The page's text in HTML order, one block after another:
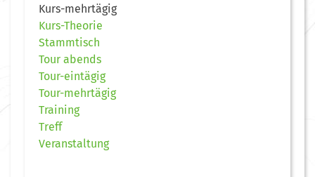
Kurs-mehrtägig
Kurs-Theorie
Stammtisch
Tour abends
Tour-eintägig
Tour-mehrtägig
Training
Treff
Veranstaltung